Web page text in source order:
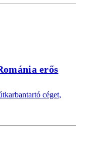
erős
céget,